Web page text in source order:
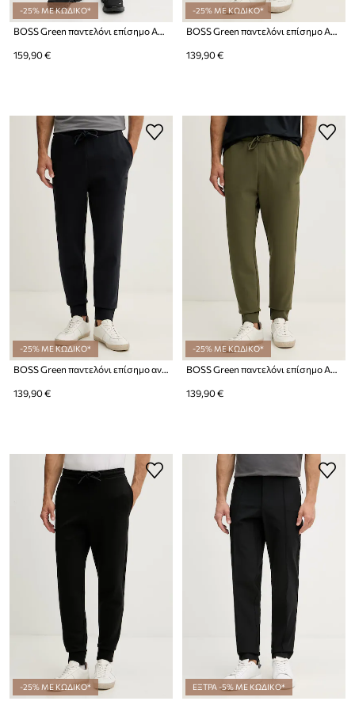
-25% ΜΕ ΚΩΔΙΚΟ*
159,90 €
-25% ΜΕ ΚΩΔΙΚΟ*
139,90 €
-25% ΜΕ ΚΩΔΙΚΟ*
BOSS Green παντελόνι επίσημο ανδρικό βαμβακερό με ελαστάν Hadiko
139,90 €
-25% ΜΕ ΚΩΔΙΚΟ*
BOSS Green παντελόνι επίσημο Ανδρικό βαμβακερό με ελαστάν Hadiko
139,90 €
-25% ΜΕ ΚΩΔΙΚΟ* ΕΞΤΡΑ -5% ΜΕ ΚΩΔΙΚΟ*